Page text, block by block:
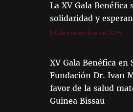
La XV Gala Benéfica
solidaridad y
18 de noviembre de 2025
XV Gala Benéfica en
Fundación Dr. Ivan
favor de la salud
Guinea Bissau